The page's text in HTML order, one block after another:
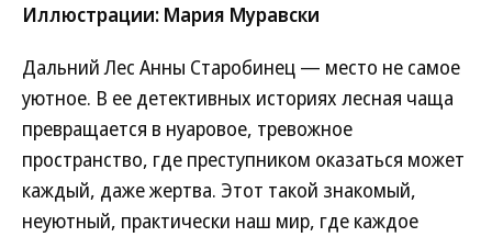
Иллюстрации: Мария Муравски
Дальний Лес Анны Старобинец — место не самое
уютное. В ее детективных историях лесная чаща
превращается в нуаровое, тревожное
пространство, где преступником оказаться может
каждый, даже жертва. Этот такой знакомый,
неуютный, практически наш мир, где каждое